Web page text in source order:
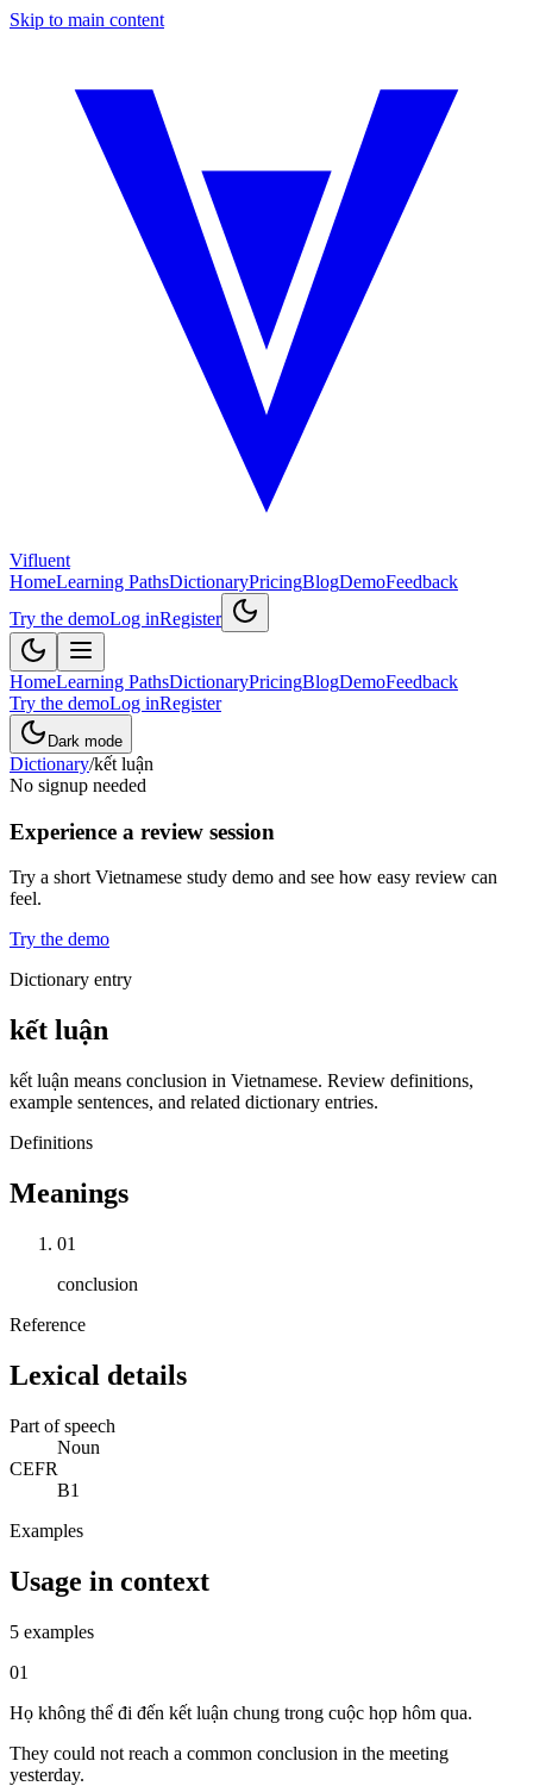
Skip to main content
Vifluent
HomeLearning PathsDictionaryPricingBlogDemoFeedback
Try the demoLog inRegister
HomeLearning PathsDictionaryPricingBlogDemoFeedback
Try the demoLog inRegister
Dark mode
Dictionary/kết luận
No signup needed
Experience a review session
Try a short Vietnamese study demo and see how easy review can
feel.
Try the demo
Dictionary entry
kết luận
kết luận means conclusion in Vietnamese. Review definitions,
example sentences, and related dictionary entries.
Definitions
Meanings
01
conclusion
Reference
Lexical details
Part of speech
Noun
CEFR
B1
Examples
Usage in context
5 examples
01
Họ không thể đi đến kết luận chung trong cuộc họp hôm qua.
They could not reach a common conclusion in the meeting
yesterday.